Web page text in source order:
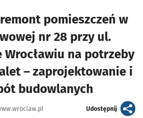
pomieszczeń w
nr 28 przy ul.
Wrocławiu na potrzeby
– zaprojektowanie i
budowlanych
Udostępnijartykuł